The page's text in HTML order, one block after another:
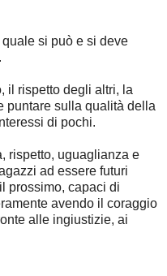
quale si può e si deve
il rispetto degli altri, la
puntare sulla qualità della
di pochi.
rispetto, uguaglianza e
ad essere futuri
prossimo, capaci di
avendo il coraggio
alle ingiustizie, ai